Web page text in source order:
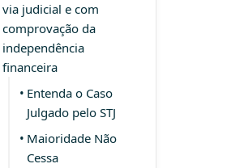
via judicial e com
comprovação da
independência
financeira
Entenda o Caso
Julgado pelo STJ
Maioridade Não
Cessa